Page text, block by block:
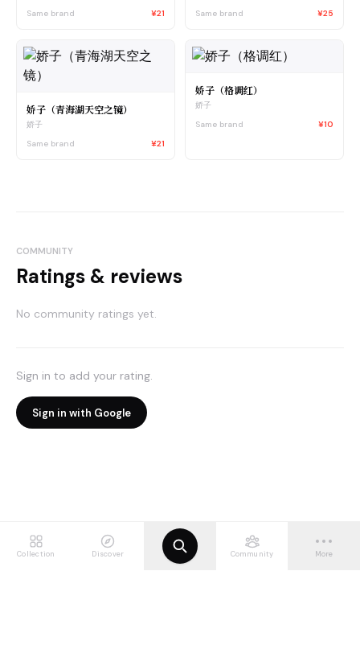
Same brand
¥21
Same brand
¥25
娇子（青海湖天空之镜）
娇子
Same brand
¥21
娇子（格调红）
娇子
Same brand
¥10
COMMUNITY
Ratings & reviews
No community ratings yet.
Sign in to add your rating.
Sign in with Google
Collection Discover Community More